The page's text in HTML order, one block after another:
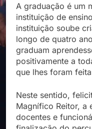
A graduação é um
instituição de
instituição soube
longo de quatro
graduam
positivamente a
que lhes foram
Neste sentido,
Magnífico Reitor, a
docentes e